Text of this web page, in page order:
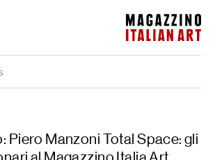
Magazzino Italian Art
Piero Manzoni Total Space: gli